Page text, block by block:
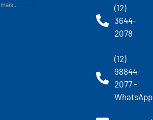
mais...
(12)
3644-
2078
(12)
98844-
2077 -
WhatsApp